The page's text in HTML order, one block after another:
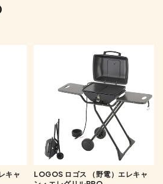
キャ
LOGOS ロゴス （野電）エレキャ